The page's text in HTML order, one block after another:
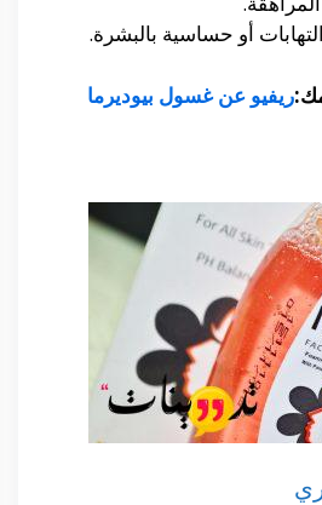
أو حساسية بالبشرة.
ريفيو عن غسول بيوديرما